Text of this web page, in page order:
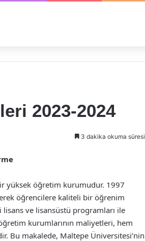
2023-2024
3 dakika okuma süresi
yüksek öğretim kurumudur. 1997
öğrencilere kaliteli bir öğrenim
ve lisansüstü programları ile
kurumlarının maliyetleri, hem
Bu makalede, Maltepe Üniversitesi’nin